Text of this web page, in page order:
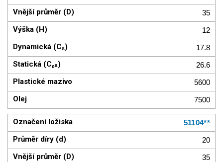
35
12
17.8
26.6
5600
7500
51104**
20
35